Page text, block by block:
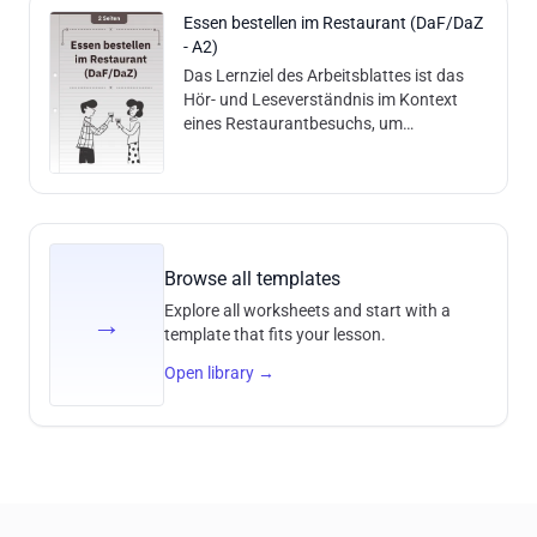
Kommunikationssituationen (Einladung)
Zielgruppe und Niveau: A2
Geschichte beziehen, um das
Textverständnis und die Fähigkeit zur
Informationsentnahme zu überprüfen.
Kompetenzen: Leseverständnis
(Erfassen von Informationen aus einer
Essen bestellen im Restaurant (DaF/DaZ
- A2)
Das Lernziel des Arbeitsblattes ist das
Hör- und Leseverständnis im Kontext
eines Restaurantbesuchs, um
Meth
→
Browse all templates
Explore all worksheets and start with a
template that fits your lesson.
Open library →